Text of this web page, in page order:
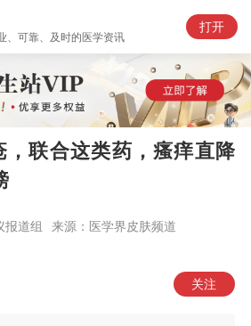
、可靠、及时的医学资讯
打开
联合这类药，瘙痒直降
报道组 来源：医学界皮肤频道